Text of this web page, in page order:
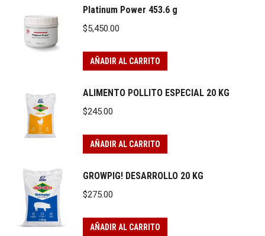
Platinum Power 453.6 g
$5,450.00
AÑADIR AL CARRITO
ALIMENTO POLLITO ESPECIAL 20 KG
$245.00
AÑADIR AL CARRITO
GROWPIG! DESARROLLO 20 KG
$275.00
AÑADIR AL CARRITO